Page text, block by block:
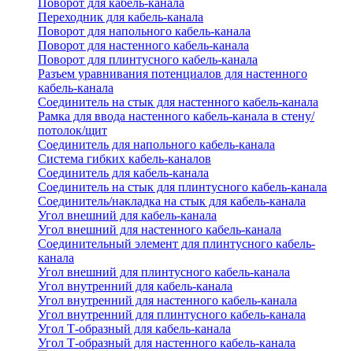
Поворот для кабель-канала
Переходник для кабель-канала
Поворот для напольного кабель-канала
Поворот для настенного кабель-канала
Поворот для плинтусного кабель-канала
Разъем уравнивания потенциалов для настенного
кабель-канала
Соединитель на стык для настенного кабель-канала
Рамка для ввода настенного кабель-канала в стену/
потолок/щит
Соединитель для напольного кабель-канала
Система гибких кабель-каналов
Соединитель для кабель-канала
Соединитель на стык для плинтусного кабель-канала
Соединитель/накладка на стык для кабель-канала
Угол внешний для кабель-канала
Угол внешний для настенного кабель-канала
Соединительный элемент для плинтусного кабель-
канала
Угол внешний для плинтусного кабель-канала
Угол внутренний для кабель-канала
Угол внутренний для настенного кабель-канала
Угол внутренний для плинтусного кабель-канала
Угол Т-образный для кабель-канала
Угол Т-образный для настенного кабель-канала